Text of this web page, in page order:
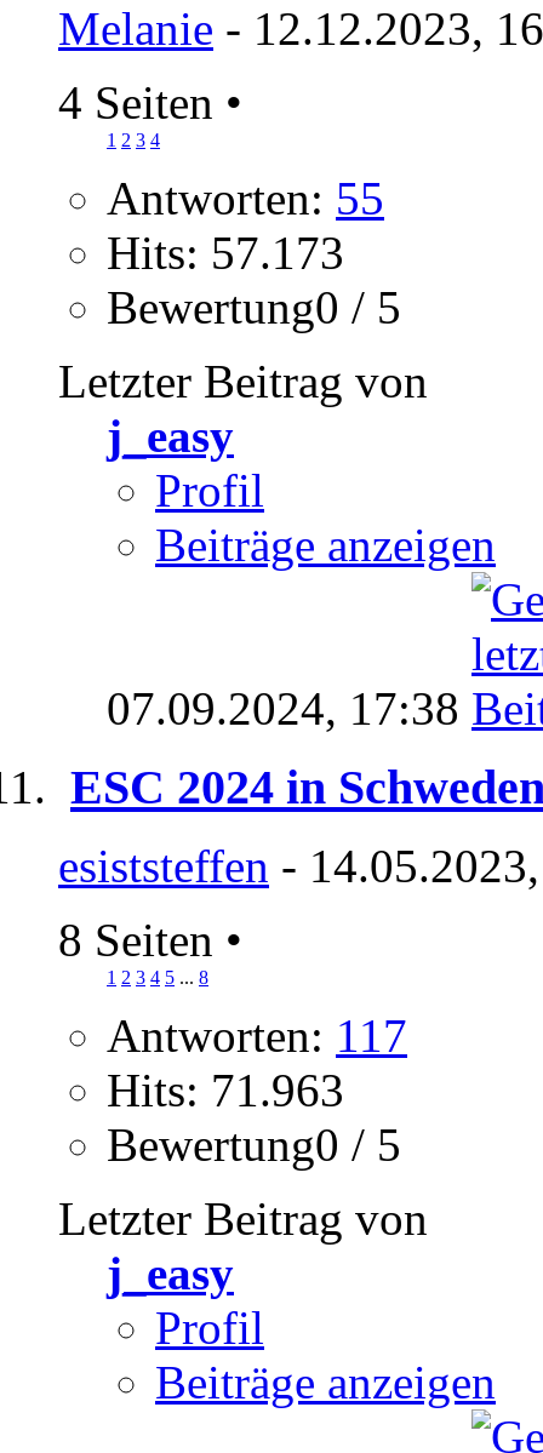
Melanie - 12.12.2023,
4 Seiten •
1 2 3 4
Antworten: 55
Hits: 57.173
Bewertung0 / 5
Letzter Beitrag von
j_easy
Profil
Beiträge anzeigen
07.09.2024, 17:38
ESC 2024 in
esiststeffen -
8 Seiten •
1 2 3 4 5 ... 8
Antworten: 117
Hits: 71.963
Bewertung0 / 5
Letzter Beitrag von
j_easy
Profil
Beiträge anzeigen